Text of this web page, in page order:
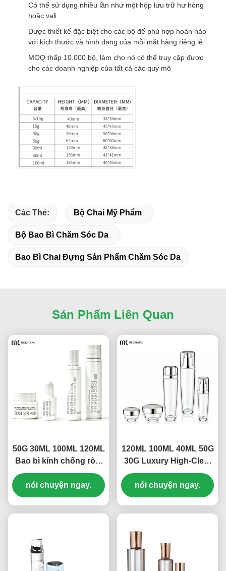
Có thể sử dụng nhiều lần như một hộp lưu trữ hư hỏng
hoặc vali
Được thiết kế đặc biệt cho các bộ để phù hợp hoàn hảo
với kích thước và hình dạng của mỗi mặt hàng riêng lẻ
MOQ thấp 10.000 bộ, làm cho nó có thể truy cập được
cho các doanh nghiệp của tất cả các quy mô
Các Thẻ: Bộ Chai Mỹ Phẩm
Bộ Bao Bì Chăm Sóc Da
Bao Bì Chai Đựng Sản Phẩm Chăm Sóc Da
Sản Phẩm Liên Quan
50G 30ML 100ML 120ML
Bao bì kính chống rò rỉ
cao độ tinh khiết thiết
lập cho toner, kem
dưỡng da, huyết thanh
nói chuyện ngay.
120ML 100ML 40ML 50G
30G Luxury High-Clear
Leak-Proof Glass
Skincare Packaging Set
for Toner, Lotion, Serum
nói chuyện ngay.